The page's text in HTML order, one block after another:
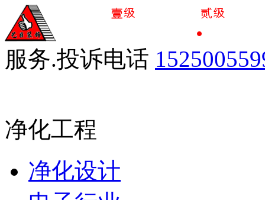
服务.投诉电话
净化工程
净化设计